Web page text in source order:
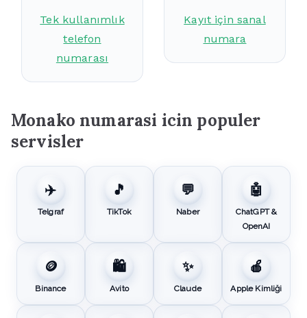
Tek kullanımlık
telefon
numarası
Kayıt için sanal
numara
Monako numarasi icin populer
servisler
✈️
Telgraf
🎵
TikTok
💬
Naber
🤖
ChatGPT &
OpenAI
🪙
Binance
🛍️
Avito
✨
Claude
🍎
Apple Kimliği